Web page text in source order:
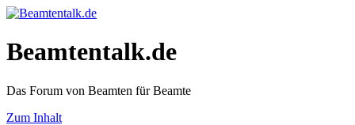
Beamtentalk.de
Das Forum von Beamten für Beamte
Zum Inhalt